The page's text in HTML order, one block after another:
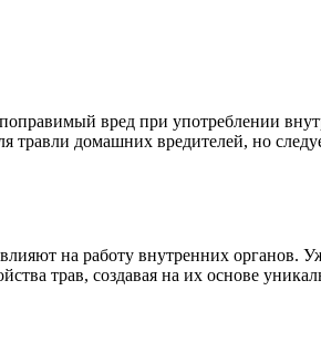
вред при употреблении
домашних вредителей, но
на работу внутренних органов.
трав, создавая на их основе